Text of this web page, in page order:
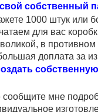
собственный
1000 штук или
для вас
в противном
доплата за
сообщите мне